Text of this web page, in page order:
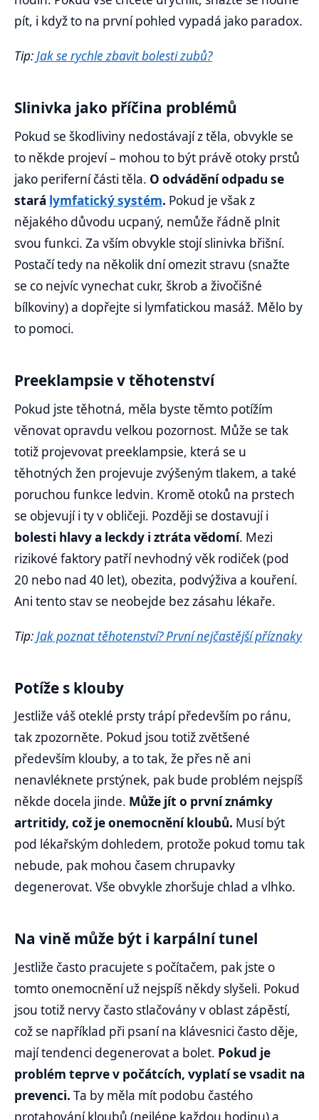
pít, i když to na první pohled vypadá jako paradox.
Tip:Jak se rychle zbavit bolesti zubů?
Slinivka jako příčina problémů
Pokud se škodliviny nedostávají z těla, obvykle se
to někde projeví – mohou to být právě otoky prstů
jako periferní části těla. O odvádění odpadu se
stará lymfatický systém. Pokud je však z
nějakého důvodu ucpaný, nemůže řádně plnit
svou funkci. Za vším obvykle stojí slinivka břišní.
Postačí tedy na několik dní omezit stravu (snažte
se co nejvíc vynechat cukr, škrob a živočišné
bílkoviny) a dopřejte si lymfatickou masáž. Mělo by
to pomoci.
Preeklampsie v těhotenství
Pokud jste těhotná, měla byste těmto potížím
věnovat opravdu velkou pozornost. Může se tak
totiž projevovat preeklampsie, která se u
těhotných žen projevuje zvýšeným tlakem, a také
poruchou funkce ledvin. Kromě otoků na prstech
se objevují i ty v obličeji. Později se dostavují i
bolesti hlavy a leckdy i ztráta vědomí. Mezi
rizikové faktory patří nevhodný věk rodiček (pod
20 nebo nad 40 let), obezita, podvýživa a kouření.
Ani tento stav se neobejde bez zásahu lékaře.
Tip:Jak poznat těhotenství? První nejčastější příznaky
Potíže s klouby
Jestliže váš oteklé prsty trápí především po ránu,
tak zpozorněte. Pokud jsou totiž zvětšené
především klouby, a to tak, že přes ně ani
nenavléknete prstýnek, pak bude problém nejspíš
někde docela jinde. Může jít o první známky
artritidy, což je onemocnění kloubů. Musí být
pod lékařským dohledem, protože pokud tomu tak
nebude, pak mohou časem chrupavky
degenerovat. Vše obvykle zhoršuje chlad a vlhko.
Na vině může být i karpální tunel
Jestliže často pracujete s počítačem, pak jste o
tomto onemocnění už nejspíš někdy slyšeli. Pokud
jsou totiž nervy často stlačovány v oblast zápěstí,
což se například při psaní na klávesnici často děje,
mají tendenci degenerovat a bolet. Pokud je
problém teprve v počátcích, vyplatí se vsadit na
prevenci. Ta by měla mít podobu častého